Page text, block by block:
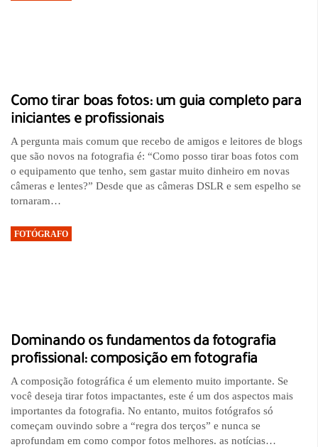
Como tirar boas fotos: um guia completo para
iniciantes e profissionais
A pergunta mais comum que recebo de amigos e leitores de blogs
que são novos na fotografia é: “Como posso tirar boas fotos com
o equipamento que tenho, sem gastar muito dinheiro em novas
câmeras e lentes?” Desde que as câmeras DSLR e sem espelho se
tornaram…
FOTÓGRAFO
Dominando os fundamentos da fotografia
profissional: composição em fotografia
A composição fotográfica é um elemento muito importante. Se
você deseja tirar fotos impactantes, este é um dos aspectos mais
importantes da fotografia. No entanto, muitos fotógrafos só
começam ouvindo sobre a “regra dos terços” e nunca se
aprofundam em como compor fotos melhores. as notícias…